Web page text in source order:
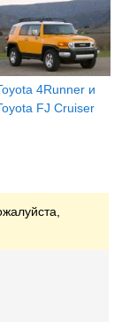
4Runner и
FJ Cruiser